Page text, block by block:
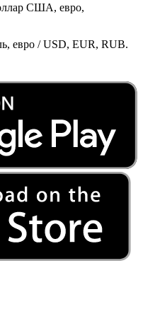
США, евро,
евро / USD, EUR, RUB.